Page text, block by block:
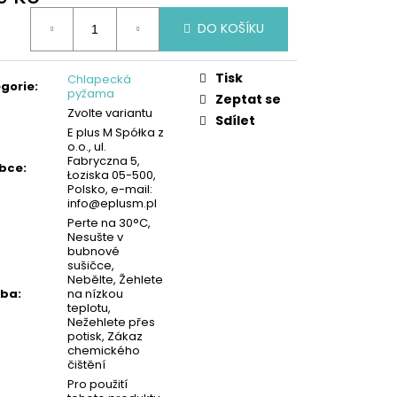
DO KOŠÍKU
:
Chlapecká
pyžama
Zvolte variantu
:
E plus M Spółka z
o.o., ul.
Fabryczna 5,
Łoziska 05-500,
Polsko, e-mail:
info@eplusm.pl
:
Perte na 30°C,
Nesušte v
bubnové
sušičce,
Nebělte, Žehlete
na nízkou
teplotu,
Nežehlete přes
potisk, Zákaz
chemického
čištění
Pro použití
Tisk
Zeptat se
Sdílet
- MODRÁ | MIMONI